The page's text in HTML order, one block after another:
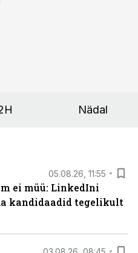
Nädal
05.08.26, 11:55
ei müü: LinkedIni
kandidaadid tegelikult